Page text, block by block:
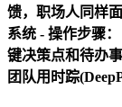
馈，职场人同样
系统 - 操作步骤
键决策点和待办
团队用时踪